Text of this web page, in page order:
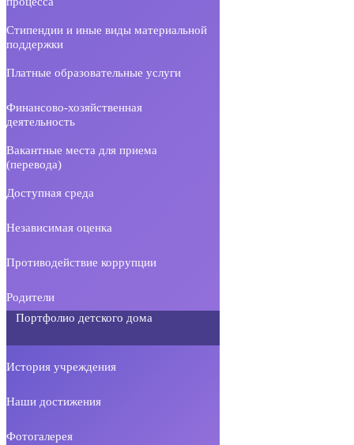
Стипендии и иные виды материальной
поддержки
Платные образовательные услуги
Финансово-хозяйственная
деятельность
Вакантные места для приема
(перевода)
Доступная среда
Независимая оценка
Противодействие коррупции
Родители
Портфолио детского дома
История учреждения
Наши достижения
Фотогалерея